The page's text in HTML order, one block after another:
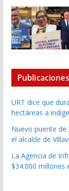
URT dice que
hectáreas a
Nuevo puente de
el alcalde de
La Agencia de
$34.000 millones